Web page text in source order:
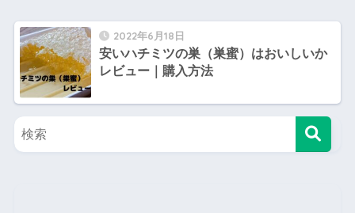
2022年6月18日
安いハチミツの巣（巣蜜）はおいしいか
レビュー｜購入方法